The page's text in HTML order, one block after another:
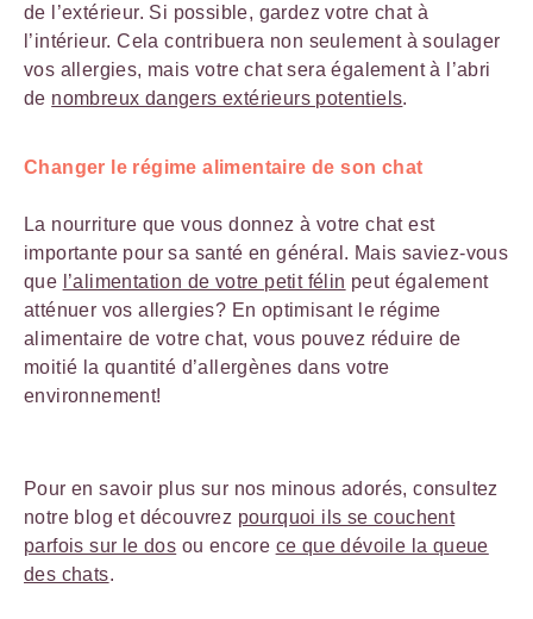
de l’extérieur. Si possible, gardez votre chat à
l’intérieur. Cela contribuera non seulement à soulager
vos allergies, mais votre chat sera également à l’abri
de nombreux dangers extérieurs potentiels.
Changer le régime alimentaire de son chat
La nourriture que vous donnez à votre chat est
importante pour sa santé en général. Mais saviez-vous
que l’alimentation de votre petit félin peut également
atténuer vos allergies? En optimisant le régime
alimentaire de votre chat, vous pouvez réduire de
moitié la quantité d’allergènes dans votre
environnement!
Pour en savoir plus sur nos minous adorés, consultez
notre blog et découvrez pourquoi ils se couchent
parfois sur le dos ou encore ce que dévoile la queue
des chats.